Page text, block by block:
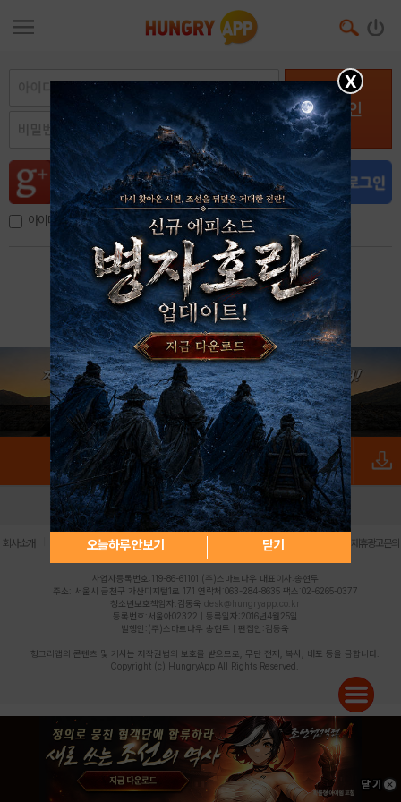
로그인
아이디, 이메일 저장
아이디 / 비밀번호 찾기 회원가입
X
오늘하루 안보기 닫기
로그인 PC버전 전체앱
회사소개 | 개인정보 처리방침 불법촬영물 신고센터 제휴광고문의
사업자등록번호:119-86-61101 (주)스마트나우 대표이사:송현두
주소: 서울시 금천구 가산디지털1로 171 연락처:063-284-8635 팩스:02-6265-0377
청소년보호책임자:김동욱 desk@hungryapp.co.kr
등록번호:서울아02322 | 등록일자:2016년4월25일
발행인:(주)스마트나우 송현두 | 편집인:김동욱
헝그리앱의 콘텐츠 및 기사는 저작권법의 보호를 받으므로, 무단 전재, 복사, 배포 등을 금합니다.
Copyright (c) HungryApp All Rights Reserved.